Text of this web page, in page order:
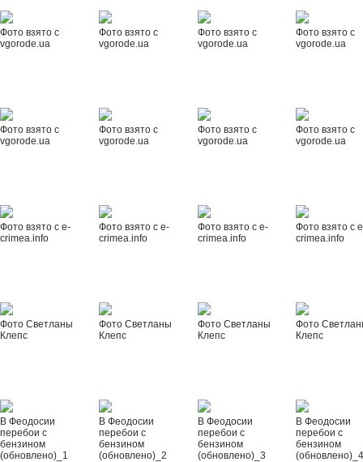
Фото взято с
vgorode.ua
Фото взято с
vgorode.ua
Фото взято с
vgorode.ua
Фото взято с
vgorode.ua
Фото взято с
vgorode.ua
Фото взято с
vgorode.ua
Фото взято с
vgorode.ua
Фото взято с
vgorode.ua
Фото взято с e-
crimea.info
Фото взято с e-
crimea.info
Фото взято с e-
crimea.info
Фото взято с
crimea.info
Фото Светланы
Клепс
Фото Светланы
Клепс
Фото Светланы
Клепс
Фото
Клепс
В Феодосии
перебои с
бензином
(обновлено)_1
В Феодосии
перебои с
бензином
(обновлено)_2
В Феодосии
перебои с
бензином
(обновлено)_3
В Феодосии
перебои с
бензином